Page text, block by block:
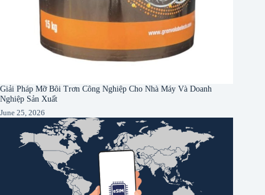
Giải Pháp Mỡ Bôi Trơn Công Nghiệp Cho Nhà Máy Và Doanh
Nghiệp Sản Xuất
June 25, 2026